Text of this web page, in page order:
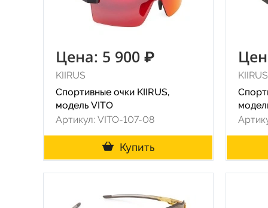
Цена: 5 900 ₽
KIIRUS
Спортивные очки KIIRUS,
модель VITO
Артикул: VITO-107-08
Купить
KIIRUS